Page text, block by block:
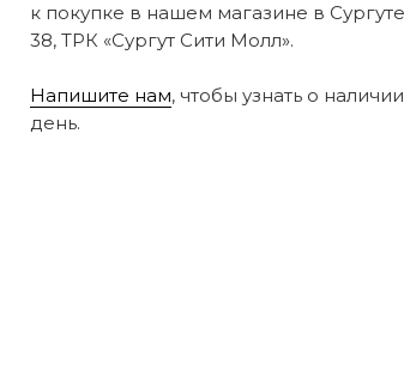
к покупке в нашем магазине в
38, ТРК «Сургут Сити Молл».
Напишите нам, чтобы узнать о
день.